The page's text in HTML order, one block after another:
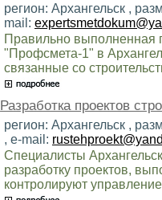
регион: Архангельск ,
mail:
Правильно
"Профсмета-1" в
связанные со
Разработка проектов
регион: Архангельск ,
, e-mail:
Специалисты
разработку проектов,
контролируют